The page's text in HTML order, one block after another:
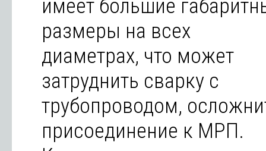
имеет большие
размеры на всех
диаметрах, что может
затруднить сварку с
трубопроводом,
присоединение к МРП.